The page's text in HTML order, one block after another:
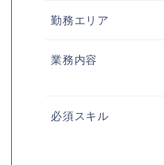
勤務エリア
業務内容
必須スキル